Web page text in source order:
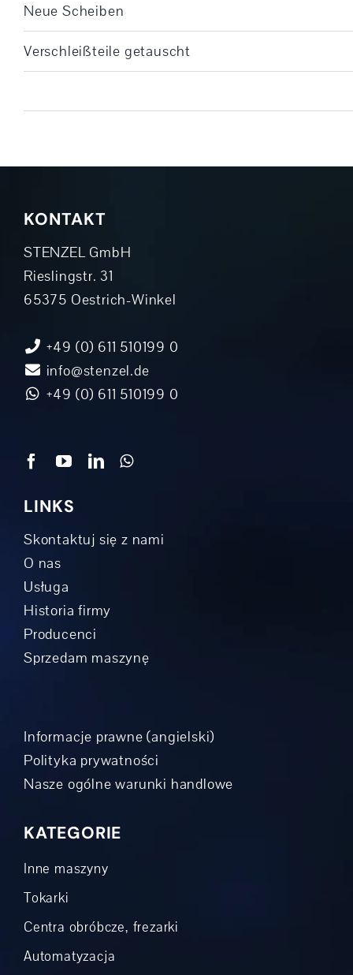
Neue Scheiben
Verschleißteile getauscht
KONTAKT
STENZEL GmbH
Rieslingstr. 31
65375 Oestrich-Winkel
+49 (0) 611 510199 0
info@stenzel.de
+49 (0) 611 510199 0
LINKS
Skontaktuj się z nami
O nas
Usługa
Historia firmy
Producenci
Sprzedam maszynę
Informacje prawne (angielski)
Polityka prywatności
Nasze ogólne warunki handlowe
KATEGORIE
Inne maszyny
Tokarki
Centra obróbcze, frezarki
Automatyzacja